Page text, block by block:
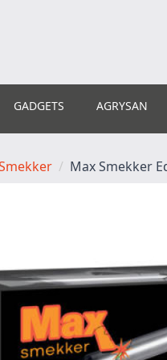
GADGETS AGRYSAN
Max Smekker